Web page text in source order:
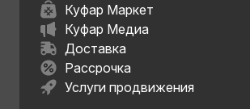
Куфар Маркет
Куфар Медиа
Доставка
Рассрочка
Услуги продвижения